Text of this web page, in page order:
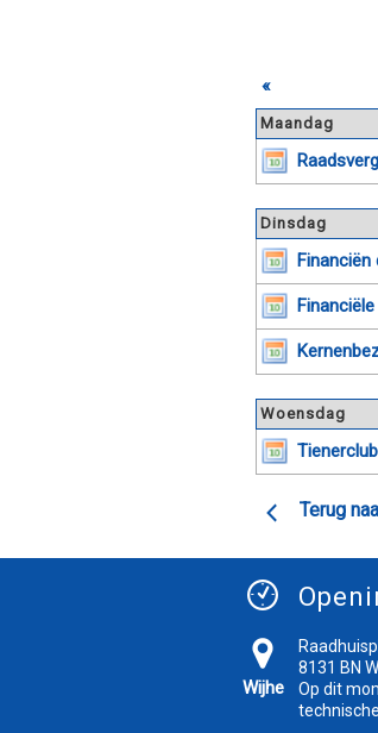
«
Maandag
Dinsdag
Financiën
Woensdag
Terug
Wijhe
8131 BN
Op dit